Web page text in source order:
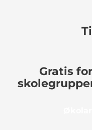
Gratis